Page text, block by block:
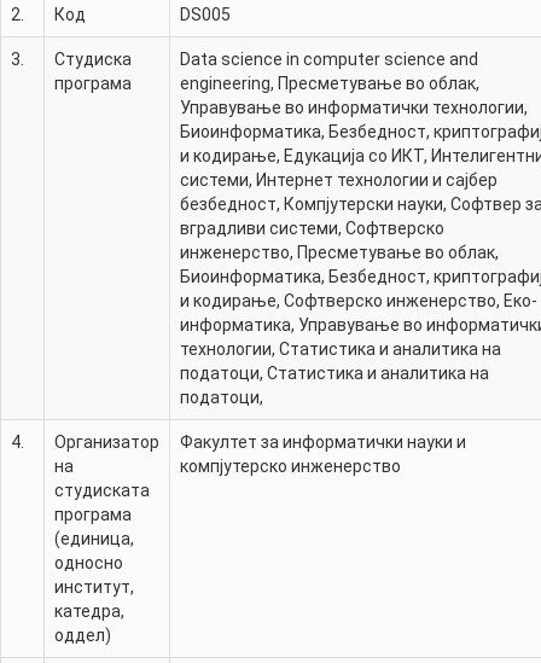
2. Код DS005
3.
Студиска
програма
Data science in computer science and
engineering, Пресметување во облак,
Управување во информатички технологии,
Биоинформатика, Безбедност,
и кодирање, Едукација со ИКТ,
системи, Интернет технологии и сајбер
безбедност, Компјутерски науки, Софтвер
вградливи системи, Софтверско
инженерство, Пресметување во облак,
Биоинформатика, Безбедност,
и кодирање, Софтверско инженерство, Еко-
информатика, Управување во
технологии, Статистика и аналитика на
податоци, Статистика и аналитика на
податоци,
4.
Организатор
на
студиската
програма
(единица,
односно
институт,
катедра,
оддел)
Факултет за информатички науки и
компјутерско инженерство